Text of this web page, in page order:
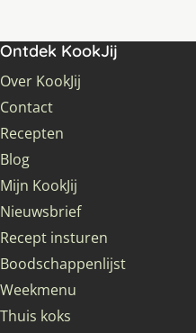
Ontdek KookJij
Over KookJij
Contact
Recepten
Blog
Mijn KookJij
Nieuwsbrief
Recept insturen
Boodschappenlijst
Weekmenu
Thuis koks